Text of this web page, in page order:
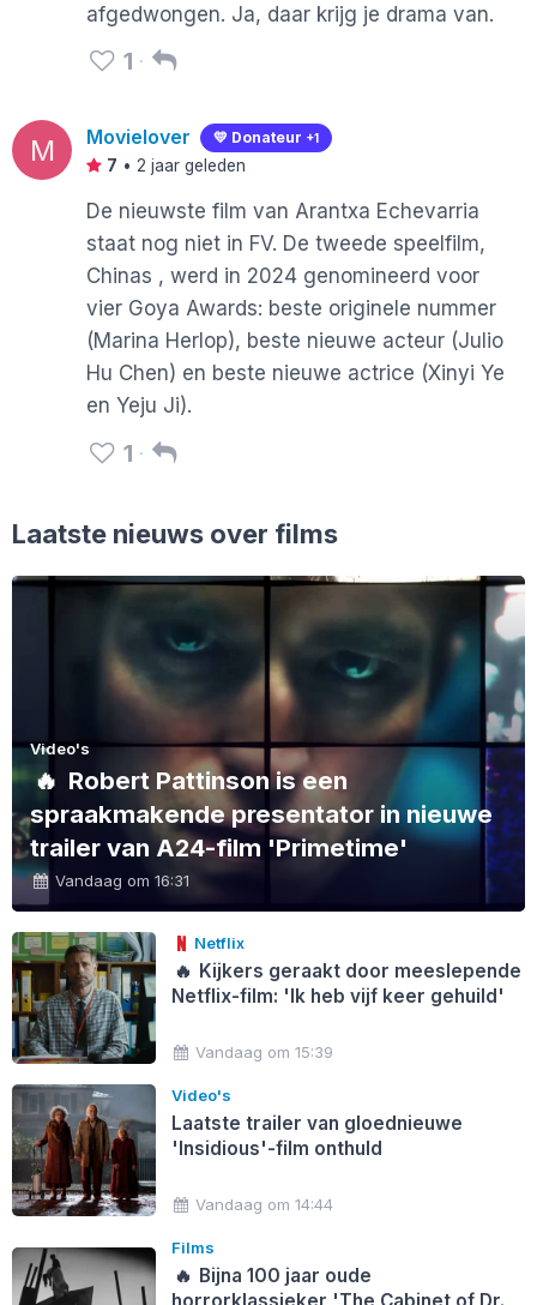
afgedwongen. Ja, daar krijg je drama van.
1
M Movielover 💛 Donateur +1
7 • 2 jaar geleden
De nieuwste film van Arantxa Echevarria
staat nog niet in FV. De tweede speelfilm,
Chinas , werd in 2024 genomineerd voor
vier Goya Awards: beste originele nummer
(Marina Herlop), beste nieuwe acteur (Julio
Hu Chen) en beste nieuwe actrice (Xinyi Ye
en Yeju Ji).
1
Laatste nieuws over films
Video's
🔥 Robert Pattinson is een
spraakmakende presentator in nieuwe
trailer van A24-film 'Primetime'
Vandaag om 16:31
Netflix
🔥 Kijkers geraakt door meeslepende
Netflix-film: 'Ik heb vijf keer gehuild'
Vandaag om 15:39
Video's
Laatste trailer van gloednieuwe
'Insidious'-film onthuld
Vandaag om 14:44
Films
🔥 Bijna 100 jaar oude
horrorklassieker 'The Cabinet of Dr.